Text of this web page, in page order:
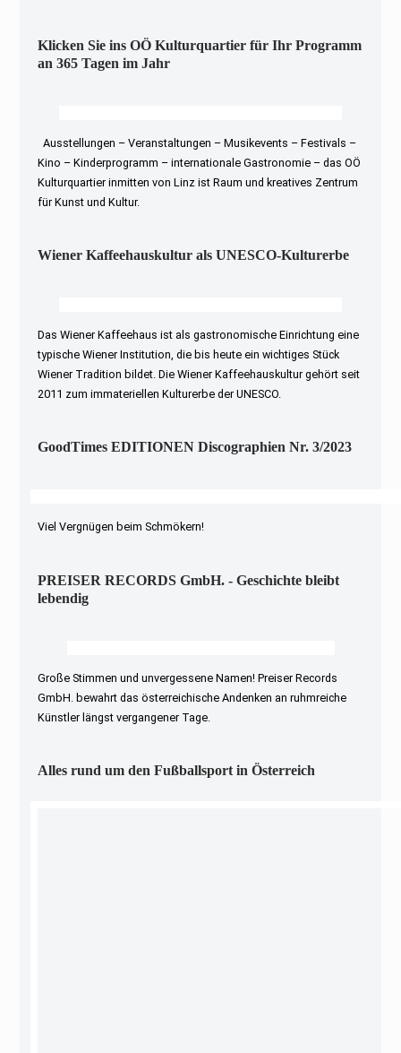
Klicken Sie ins OÖ Kulturquartier für Ihr Programm
an 365 Tagen im Jahr
Ausstellungen – Veranstaltungen – Musikevents – Festivals –
Kino – Kinderprogramm – internationale Gastronomie – das OÖ
Kulturquartier inmitten von Linz ist Raum und kreatives Zentrum
für Kunst und Kultur.
Wiener Kaffeehauskultur als UNESCO-Kulturerbe
Das Wiener Kaffeehaus ist als gastronomische Einrichtung eine
typische Wiener Institution, die bis heute ein wichtiges Stück
Wiener Tradition bildet. Die Wiener Kaffeehauskultur gehört seit
2011 zum immateriellen Kulturerbe der UNESCO.
GoodTimes EDITIONEN Discographien Nr. 3/2023
Viel Vergnügen beim Schmökern!
PREISER RECORDS GmbH. - Geschichte bleibt
lebendig
Große Stimmen und unvergessene Namen! Preiser Records
GmbH. bewahrt das österreichische Andenken an ruhmreiche
Künstler längst vergangener Tage.
Alles rund um den Fußballsport in Österreich